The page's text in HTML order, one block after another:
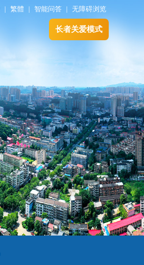
繁體 智能问答 无障碍浏览
长者关爱模式